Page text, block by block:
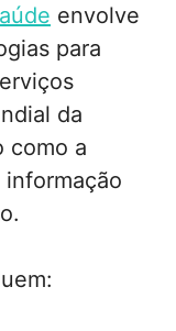
envolve
para
da
como a